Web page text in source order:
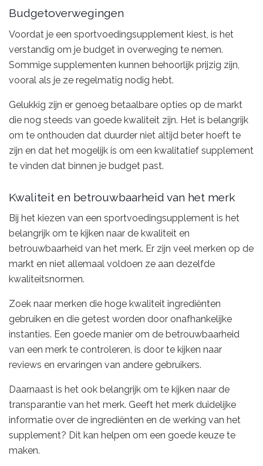
Budgetoverwegingen
Voordat je een sportvoedingsupplement kiest, is het
verstandig om je budget in overweging te nemen.
Sommige supplementen kunnen behoorlijk prijzig zijn,
vooral als je ze regelmatig nodig hebt.
Gelukkig zijn er genoeg betaalbare opties op de markt
die nog steeds van goede kwaliteit zijn. Het is belangrijk
om te onthouden dat duurder niet altijd beter hoeft te
zijn en dat het mogelijk is om een kwalitatief supplement
te vinden dat binnen je budget past.
Kwaliteit en betrouwbaarheid van het merk
Bij het kiezen van een sportvoedingsupplement is het
belangrijk om te kijken naar de kwaliteit en
betrouwbaarheid van het merk. Er zijn veel merken op de
markt en niet allemaal voldoen ze aan dezelfde
kwaliteitsnormen.
Zoek naar merken die hoge kwaliteit ingrediënten
gebruiken en die getest worden door onafhankelijke
instanties. Een goede manier om de betrouwbaarheid
van een merk te controleren, is door te kijken naar
reviews en ervaringen van andere gebruikers.
Daarnaast is het ook belangrijk om te kijken naar de
transparantie van het merk. Geeft het merk duidelijke
informatie over de ingrediënten en de werking van het
supplement? Dit kan helpen om een goede keuze te
maken.